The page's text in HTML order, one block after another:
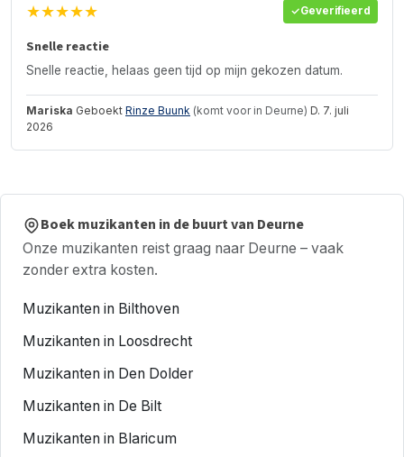
★★★★★ Geverifieerd
Snelle reactie
Snelle reactie, helaas geen tijd op mijn gekozen datum.
Mariska Geboekt Rinze Buunk (komt voor in Deurne) D. 7. juli
2026
Boek muzikanten in de buurt van Deurne
Onze muzikanten reist graag naar Deurne – vaak
zonder extra kosten.
Muzikanten in Bilthoven
Muzikanten in Loosdrecht
Muzikanten in Den Dolder
Muzikanten in De Bilt
Muzikanten in Blaricum